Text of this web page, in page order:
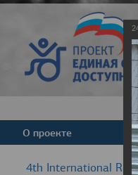
О проекте
4th International